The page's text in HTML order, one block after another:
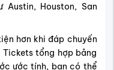
Houston, San
hơn khi đáp chuyến
tổng hợp bảng
ước tính, bạn có thể